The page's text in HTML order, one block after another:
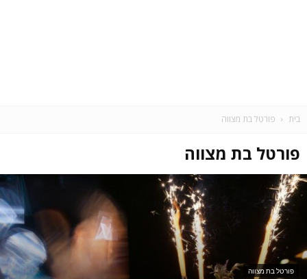
בית פורטל בת מצווה
פורטל בת מצווה
פורטל בת מצווה